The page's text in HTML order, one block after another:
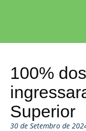
100%
Superior
30 de Setembro de